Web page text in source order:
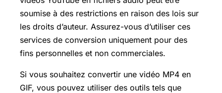
soumise à des restrictions en raison des lois sur
les droits d’auteur. Assurez-vous d’utiliser ces
services de conversion uniquement pour des
fins personnelles et non commerciales.
Si vous souhaitez convertir une vidéo MP4 en
GIF, vous pouvez utiliser des outils tels que